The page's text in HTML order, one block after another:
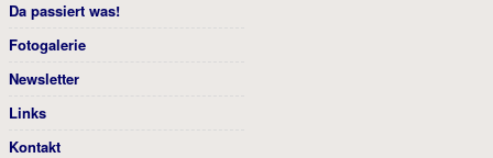
Da passiert was!
Fotogalerie
Newsletter
Links
Kontakt